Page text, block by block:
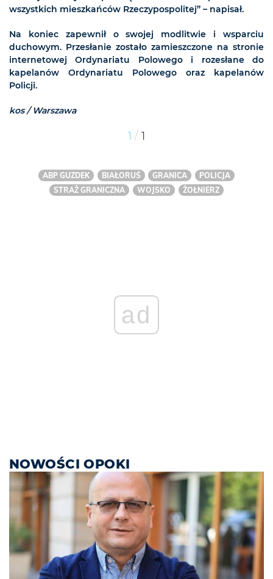
wszystkich mieszkańców Rzeczypospolitej” – napisał.
Na koniec zapewnił o swojej modlitwie i wsparciu
duchowym. Przesłanie zostało zamieszczone na stronie
internetowej Ordynariatu Polowego i rozesłane do
kapelanów Ordynariatu Polowego oraz kapelanów
Policji.
kos / Warszawa
1 / 1
ABP GUZDEK BIAŁORUŚ GRANICA
POLICJA
STRAŻ GRANICZNA
WOJSKO ŻOŁNIERZ
ad
NOWOŚCI OPOKI